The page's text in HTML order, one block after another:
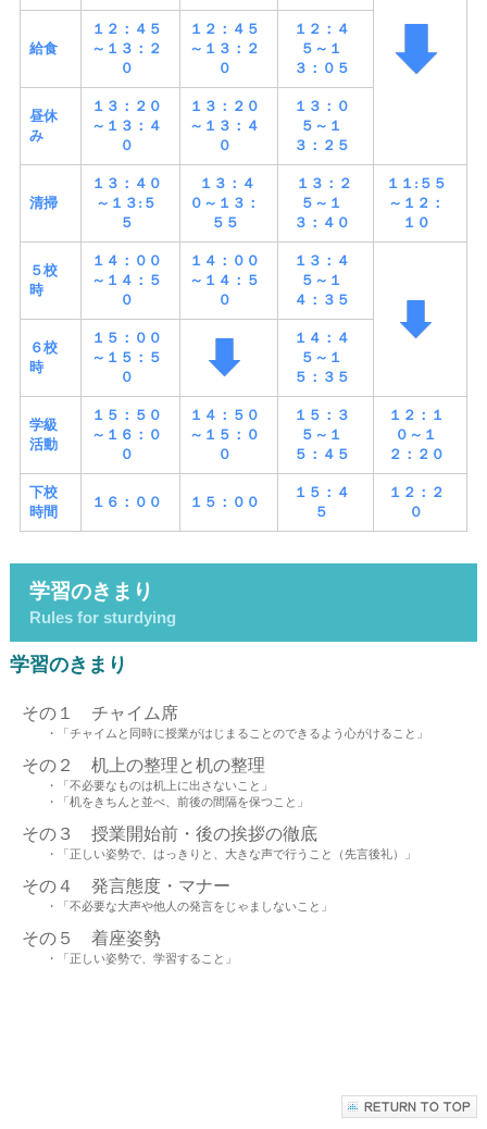
給食
１２：４５
～１３：２
０
１２：４５
～１３：２
０
１２：４
５～１
３：０５
昼休
み
１３：２０
～１３：４
０
１３：２０
～１３：４
０
１３：０
５～１
３：２５
清掃
１３：４０
～１３:５
５
１３：４
０～１３：
５５
１３：２
５～１
３：４０
１１:５５
～１２：
１０
５校
時
１４：００
～１４：５
０
１４：００
～１４：５
０
１３：４
５～１
４：３５
６校
時
１５：００
～１５：５
０
１４：４
５～１
５：３５
学級
活動
１５：５０
～１６：０
０
１４：５０
～１５：０
０
１５：３
５～１
５：４５
１２：１
０～１
２：２０
下校
時間
１６：００ １５：００
１５：４
５
１２：２
０
学習のきまり
Rules for sturdying
学習のきまり
その１ チャイム席
・「チャイムと同時に授業がはじまることのできるよう心がけること」
その２ 机上の整理と机の整理
・「不必要なものは机上に出さないこと」
・「机をきちんと並べ、前後の間隔を保つこと」
その３ 授業開始前・後の挨拶の徹底
・「正しい姿勢で、はっきりと、大きな声で行うこと（先言後礼）」
その４ 発言態度・マナー
・「不必要な大声や他人の発言をじゃましないこと」
その５ 着座姿勢
・「正しい姿勢で、学習すること」